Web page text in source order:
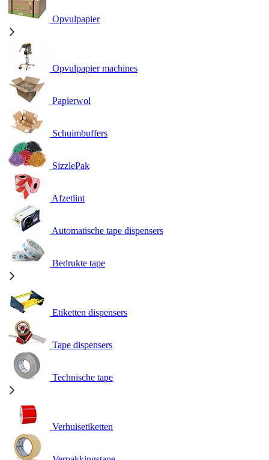
Opvulpapier
Opvulpapier machines
Papierwol
Schuimbuffers
SizzlePak
Afzetlint
Automatische tape dispensers
Bedrukte tape
Etiketten dispensers
Tape dispensers
Technische tape
Verhuisetiketten